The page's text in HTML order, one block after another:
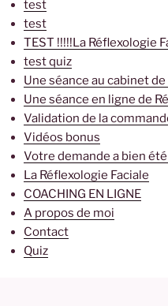
test
test
TEST !!!!!La Réflexologie
test quiz
Une séance au cabinet
Une séance en ligne de
Validation de la
Vidéos bonus
Votre demande a bien
La Réflexologie Faciale
COACHING EN LIGNE
A propos de moi
Contact
Quiz